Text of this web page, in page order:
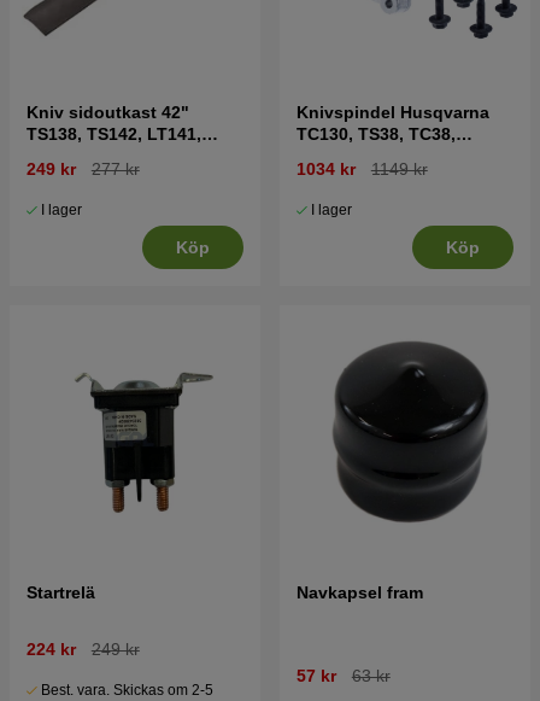
Kniv sidoutkast 42"
TS138, TS142, LT141,
249 kr 277 kr
I lager
Köp
Knivspindel Husqvarna
TC130, TS38, TC38,
1034 kr 1149 kr
I lager
Köp
Startrelä
224 kr 249 kr
Best. vara. Skickas om 2-5
Navkapsel fram
57 kr 63 kr